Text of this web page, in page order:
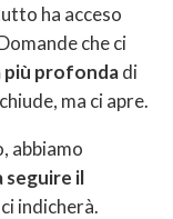
ha acceso
che ci
più profondadi
ma ci apre.
abbiamo
seguire il
indicherà.